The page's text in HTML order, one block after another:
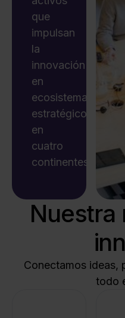
que
impulsan
la
innovación
en
ecosistemas
estratégicos
en
cuatro
continentes.
Nuestra
Conectamos ideas,
todo